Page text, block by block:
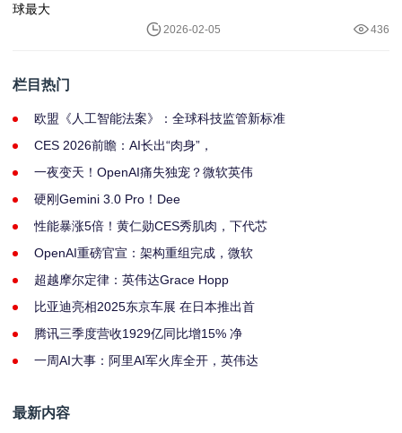
2026-02-05 436
栏目热门
欧盟《人工智能法案》：全球科技监管新标准
CES 2026前瞻：AI长出“肉身”，
一夜变天！OpenAI痛失独宠？微软英伟
硬刚Gemini 3.0 Pro！Dee
性能暴涨5倍！黄仁勋CES秀肌肉，下代芯
OpenAI重磅官宣：架构重组完成，微软
超越摩尔定律：英伟达Grace Hopp
比亚迪亮相2025东京车展 在日本推出首
腾讯三季度营收1929亿同比增15% 净
一周AI大事：阿里AI军火库全开，英伟达
最新内容